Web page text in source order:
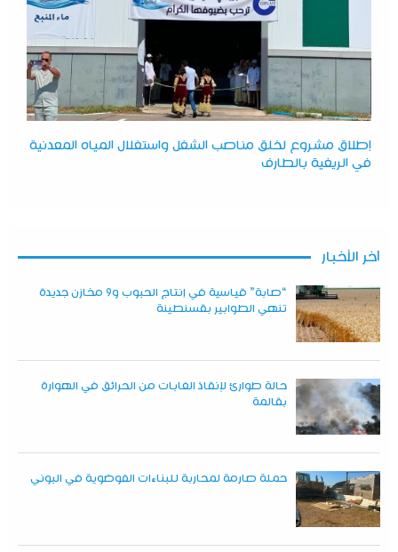
إطلاق مشروع لخلق مناصب الشغل واستغلال المياه المعدنية
في الريغية بالطارف
آخر الأخبار
“صابة” قياسية في إنتاج الحبوب و9 مخازن جديدة
تنهي الطوابير بقسنطينة
حالة طوارئ لإنقاذ الغابات من الحرائق في الهوارة
بقالمة
حملة صارمة لمحاربة للبناءات الفوضوية في البوني